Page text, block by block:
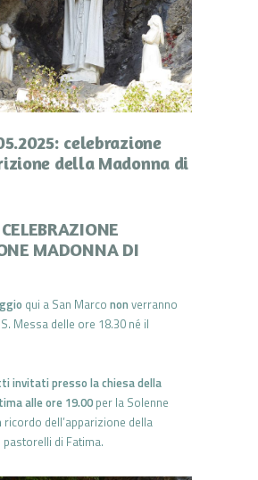
celebrazione
della Madonna di
MADONNA DI
qui a San Marco non verranno
Messa delle ore 18.30 né il
invitati presso la chiesa della
alle ore 19.00 per la Solenne
ricordo dell’apparizione della
di Fatima.